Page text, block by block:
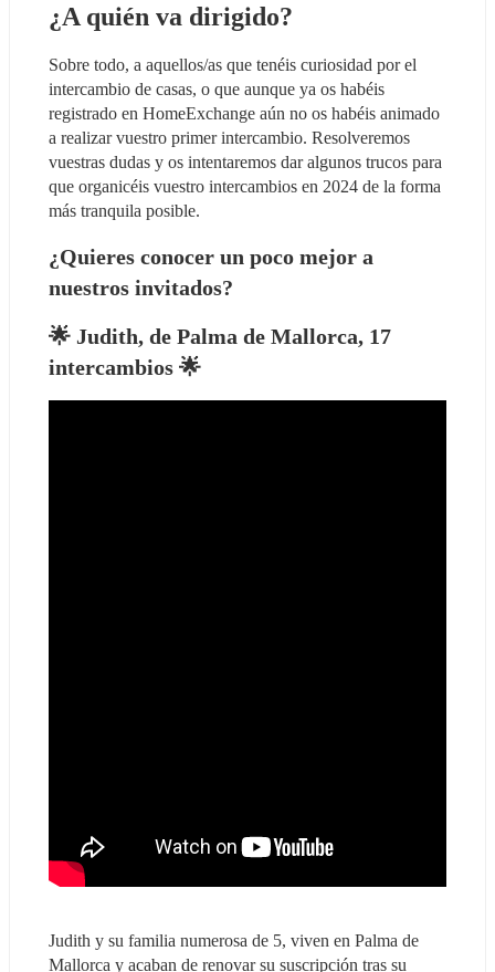
¿A quién va dirigido?
Sobre todo, a aquellos/as que tenéis curiosidad por el
intercambio de casas, o que aunque ya os habéis
registrado en HomeExchange aún no os habéis animado
a realizar vuestro primer intercambio. Resolveremos
vuestras dudas y os intentaremos dar algunos trucos para
que organicéis vuestro intercambios en 2024 de la forma
más tranquila posible.
¿Quieres conocer un poco mejor a
nuestros invitados?
🌟 Judith, de Palma de Mallorca, 17
intercambios 🌟
Judith y su familia numerosa de 5, viven en Palma de
Mallorca y acaban de renovar su suscripción tras su